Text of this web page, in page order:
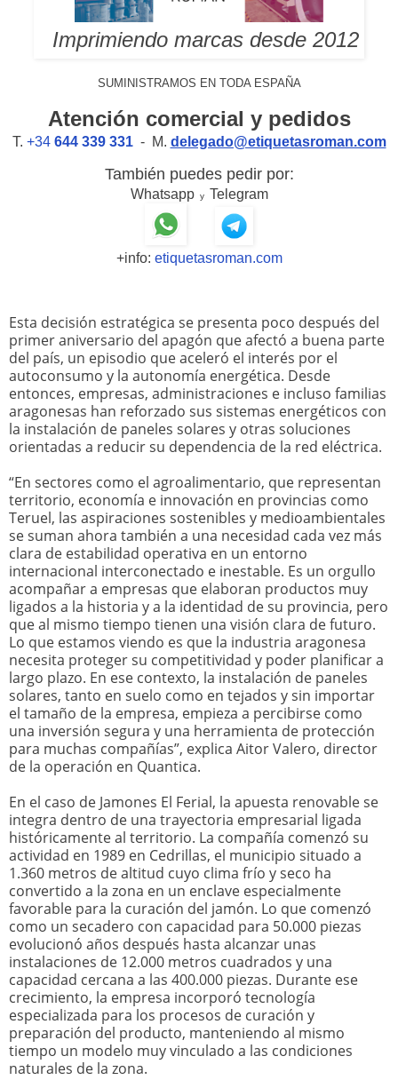
Imprimiendo marcas desde 2012
SUMINISTRAMOS EN TODA ESPAÑA
Atención comercial y pedidos
T. +34 644 339 331- M. delegado@etiquetasroman.com
También puedes pedir por:
Whatsappy Telegram
+info: etiquetasroman.com
Esta decisión estratégica se presenta poco después del
primer aniversario del apagón que afectó a buena parte
del país, un episodio que aceleró el interés por el
autoconsumo y la autonomía energética. Desde
entonces, empresas, administraciones e incluso familias
aragonesas han reforzado sus sistemas energéticos con
la instalación de paneles solares y otras soluciones
orientadas a reducir su dependencia de la red eléctrica.
“En sectores como el agroalimentario, que representan
territorio, economía e innovación en provincias como
Teruel, las aspiraciones sostenibles y medioambientales
se suman ahora también a una necesidad cada vez más
clara de estabilidad operativa en un entorno
internacional interconectado e inestable. Es un orgullo
acompañar a empresas que elaboran productos muy
ligados a la historia y a la identidad de su provincia, pero
que al mismo tiempo tienen una visión clara de futuro.
Lo que estamos viendo es que la industria aragonesa
necesita proteger su competitividad y poder planificar a
largo plazo. En ese contexto, la instalación de paneles
solares, tanto en suelo como en tejados y sin importar
el tamaño de la empresa, empieza a percibirse como
una inversión segura y una herramienta de protección
para muchas compañías”, explica Aitor Valero, director
de la operación en Quantica.
En el caso de Jamones El Ferial, la apuesta renovable se
integra dentro de una trayectoria empresarial ligada
históricamente al territorio. La compañía comenzó su
actividad en 1989 en Cedrillas, el municipio situado a
1.360 metros de altitud cuyo clima frío y seco ha
convertido a la zona en un enclave especialmente
favorable para la curación del jamón. Lo que comenzó
como un secadero con capacidad para 50.000 piezas
evolucionó años después hasta alcanzar unas
instalaciones de 12.000 metros cuadrados y una
capacidad cercana a las 400.000 piezas. Durante ese
crecimiento, la empresa incorporó tecnología
especializada para los procesos de curación y
preparación del producto, manteniendo al mismo
tiempo un modelo muy vinculado a las condiciones
naturales de la zona.